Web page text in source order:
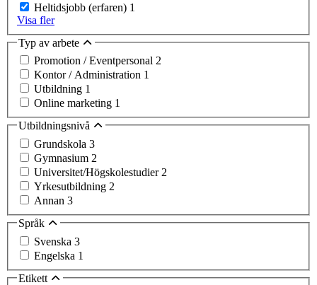
Heltidsjobb (erfaren) 1
Visa fler
Typ av arbete
Promotion / Eventpersonal 2
Kontor / Administration 1
Utbildning 1
Online marketing 1
Utbildningsnivå
Grundskola 3
Gymnasium 2
Universitet/Högskolestudier 2
Yrkesutbildning 2
Annan 3
Språk
Svenska 3
Engelska 1
Etikett